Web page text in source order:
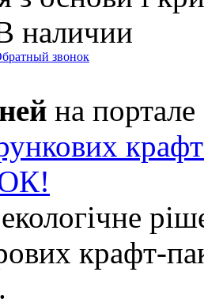
наличии
звонок
на портале
крафт-